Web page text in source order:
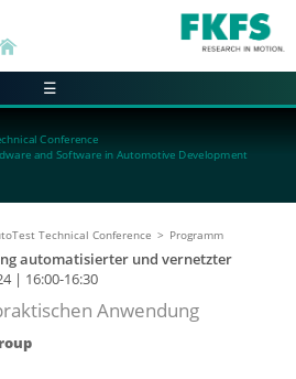
☰
Conference
and Software in Automotive Development
Technical Conference Programm
automatisierter und vernetzter
| 16:00-16:30
Anwendung